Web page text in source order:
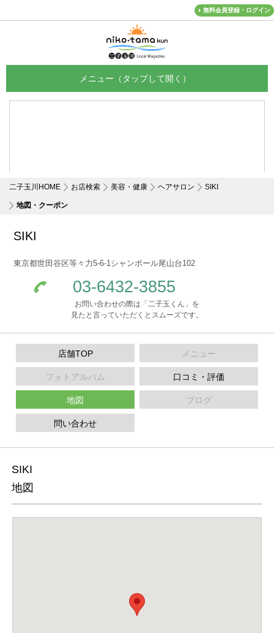
無料会員登録・ログイン
二子玉川HOME お店検索 美容・健康 ヘアサロン SIKI
地図・クーポン
SIKI
東京都世田谷区等々力5-6-1シャンボール尾山台102
03-6432-3855
お問い合わせの際は「二子玉くん」を
見たと言っていただくとスムーズです。
店舗TOP メニュー
フォトアルバム 口コミ・評価
地図 ブログ
問い合わせ
SIKI
地図
メニュー